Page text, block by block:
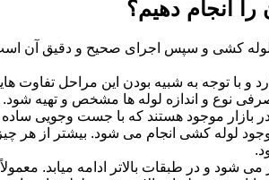
انجام دهیم؟
کشی و سپس اجرای صحیح و دقیق آن
با توجه به شبیه بودن این مراحل تفاوت
نوع و اندازه لوله ها مشخص و تهیه شود.
بازار موجود هستند که با جست وجویی
لوله کشی انجام می شود. بیشتر از هر
می شود و در طبقات بالاتر ادامه میابد.